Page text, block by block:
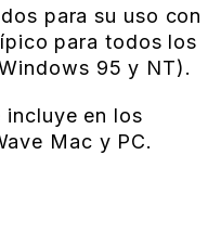
para su uso con
para todos los
95 y NT).
incluye en los
Mac y PC.